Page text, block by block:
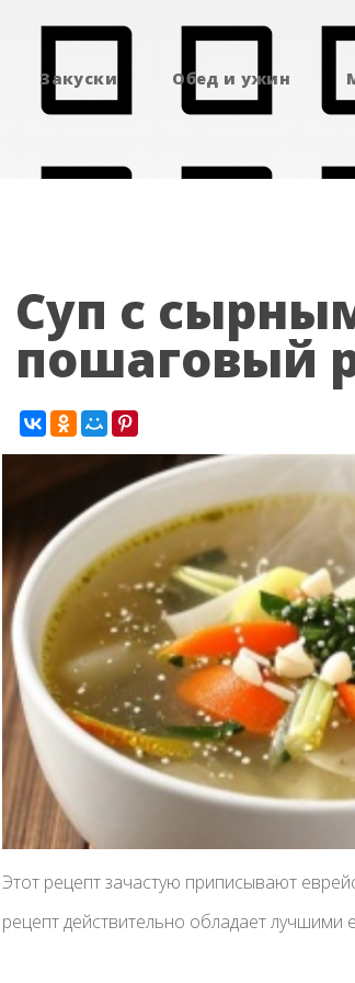
Закуски Обед и ужин
Суп с
пошаговый
Этот рецепт зачастую приписывают
рецепт действительно обладает лучшими